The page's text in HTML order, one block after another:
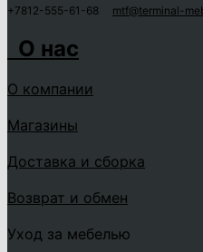
+7812-555-61-68 mtf@terminal-
О нас
О компании
Магазины
Доставка и сборка
Возврат и обмен
Уход за мебелью